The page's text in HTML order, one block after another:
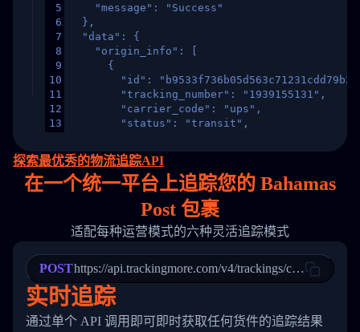
5
6
7
8
9
10
11
12
13
15
16
17
22
23
24
25
27
    "message": "Success"
  },
  "data": {
    "origin_info": [
      {
"id":
        "tracking_number": "1939155131",
        "carrier_code": "ups",
        "status": "transit",
"destination_country": "United
        "itemTimeLength": 2,
        "weblink": "",
        "phone": null,
        "trackinfo": [
          {
            "Date": "2017-03-08 04: 22: 00",
"StatusDescription": "Departed
"Details": "Departed Facility
          },
          {
            "Date": "2017-03-06 15:28:00",
"StatusDescription": "Shipment
探索最优秀的物流追踪API
在一个统一平台上追踪您的 Bahamas
Post 包裹
适配每种运营模式的六种灵活追踪模式
POSThttps://api.trackingmore.com/v4/trackings/create
实时追踪
通过单个 API 调用即可即时获取任何货件的追踪结果